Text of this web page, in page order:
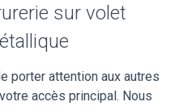
sur volet
porter attention aux autres
accès principal. Nous